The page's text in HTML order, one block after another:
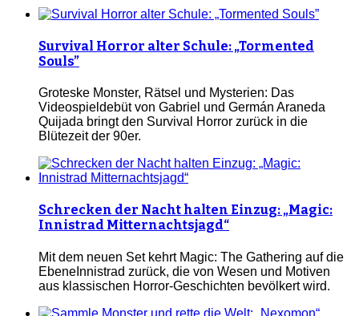
Survival Horror alter Schule: „Tormented
Souls”
Groteske Monster, Rätsel und Mysterien: Das
Videospieldebüt von Gabriel und Germán Araneda
Quijada bringt den Survival Horror zurück in die
Blütezeit der 90er.
Schrecken der Nacht halten Einzug: „Magic:
Innistrad Mitternachtsjagd“
Mit dem neuen Set kehrt Magic: The Gathering auf die
EbeneInnistrad zurück, die von Wesen und Motiven
aus klassischen Horror-Geschichten bevölkert wird.